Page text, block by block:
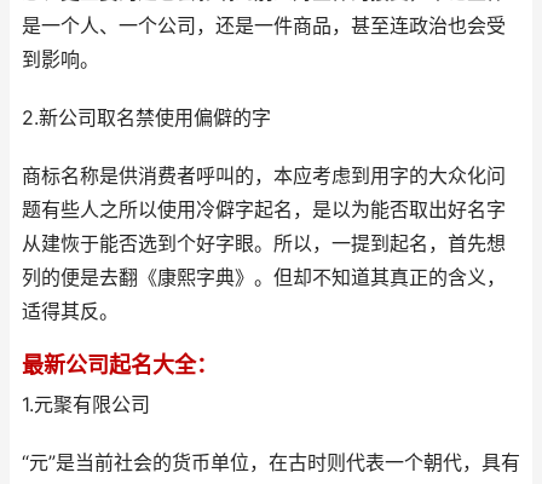
是一个人、一个公司，还是一件商品，甚至连政治也会受
到影响。
2.新公司取名禁使用偏僻的字
商标名称是供消费者呼叫的，本应考虑到用字的大众化问
题有些人之所以使用冷僻字起名，是以为能否取出好名字
从建恢于能否选到个好字眼。所以，一提到起名，首先想
列的便是去翻《康熙字典》。但却不知道其真正的含义，
适得其反。
最新公司起名大全：
1.元聚有限公司
“元”是当前社会的货币单位，在古时则代表一个朝代，具有